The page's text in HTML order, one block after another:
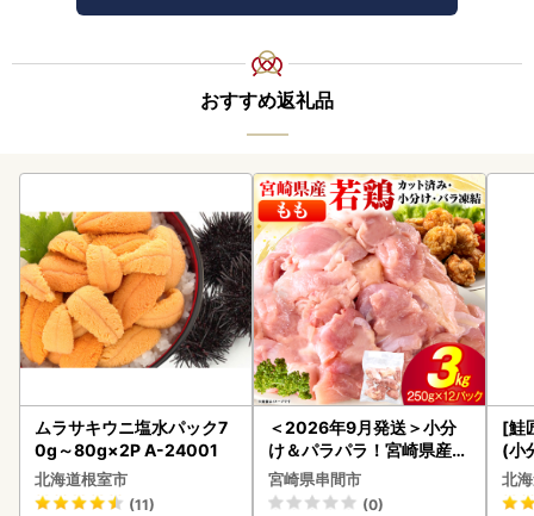
おすすめ返礼品
ムラサキウニ塩水パック7
0g～80g×2P A-24001
北海道根室市
(11)
＜2026年9月発送＞小分
け＆パラパラ！宮崎県産鶏
ももカット合計3kg_K043
-009-2609
宮崎県串間市
(0)
[鮭
(小
5
北